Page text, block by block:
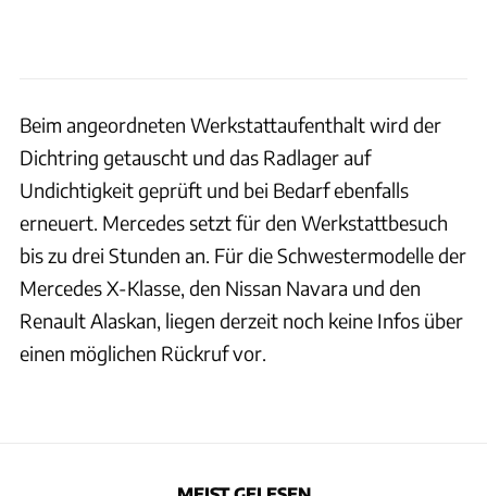
Beim angeordneten Werkstattaufenthalt wird der
Dichtring getauscht und das Radlager auf
Undichtigkeit geprüft und bei Bedarf ebenfalls
erneuert. Mercedes setzt für den Werkstattbesuch
bis zu drei Stunden an. Für die Schwestermodelle der
Mercedes X-Klasse, den Nissan Navara und den
Renault Alaskan, liegen derzeit noch keine Infos über
einen möglichen Rückruf vor.